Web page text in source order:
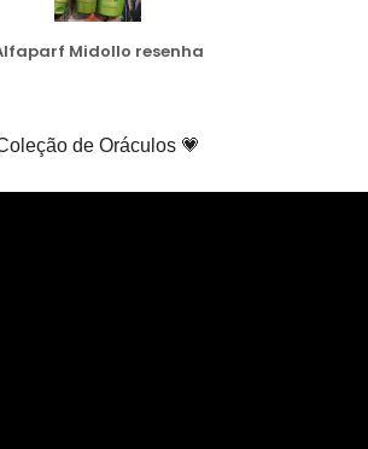
Midollo resenha
de Oráculos 💗